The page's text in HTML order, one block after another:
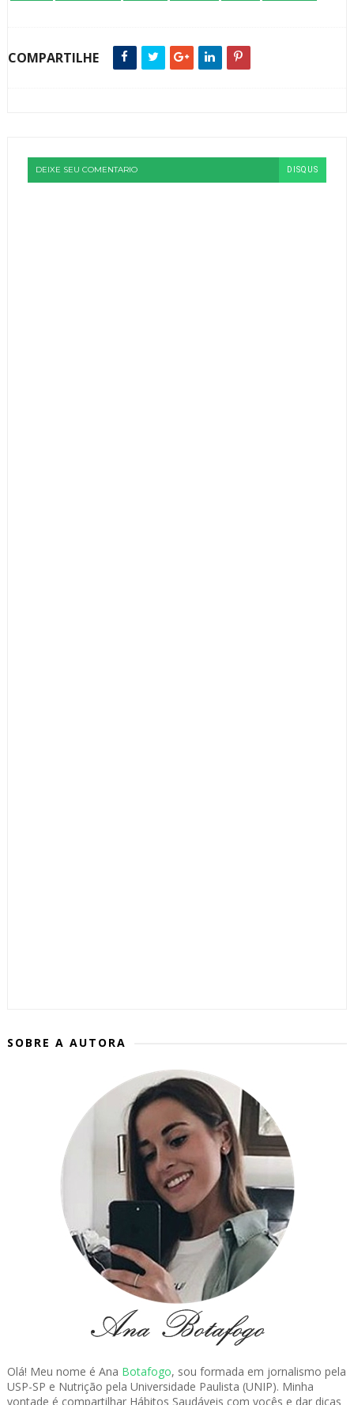
COMPARTILHE
DEIXE SEU COMENTARIO DISQUS
SOBRE A AUTORA
Olá! Meu nome é Ana Botafogo, sou formada em jornalismo pela
USP-SP e Nutrição pela Universidade Paulista (UNIP). Minha
vontade é compartilhar Hábitos Saudáveis com vocês e dar dicas